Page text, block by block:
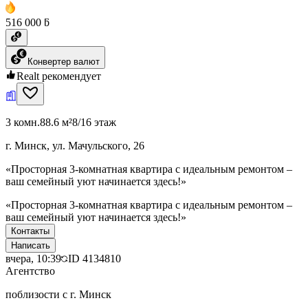
516 000 ƃ
Конвертер валют
Realt рекомендует
3 комн.88.6 м²8/16 этаж
г. Минск, ул. Мачульского, 26
«Просторная 3-комнатная квартира с идеальным ремонтом –
ваш семейный уют начинается здесь!»
«Просторная 3-комнатная квартира с идеальным ремонтом –
ваш семейный уют начинается здесь!»
Контакты
Написать
вчера, 10:39 ID 4134810
Агентство
поблизости с г. Минск